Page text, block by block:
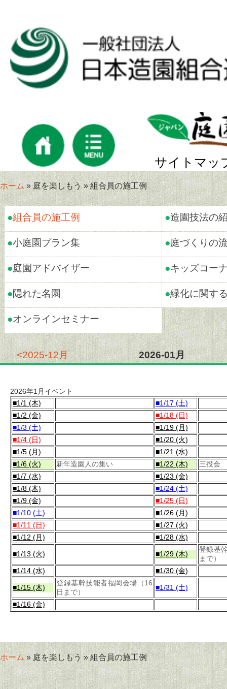
サイトマッ
ホーム» 庭を楽しもう » 組合員の施工例
●組合員の施工例 ●造園技法の
●小庭園プラン集 ●庭づくりの
●庭園アドバイザー ●キッズコー
●隠れた名園 ●緑化に関す
●オンラインセミナー
<2025-12月 2026-01月
2026年1月イベント
■1/1 (木)
■1/17 (土)
■1/2 (金)
■1/18 (日)
■1/3 (土)
■1/19 (月)
■1/4 (日)
■1/20 (火)
■1/5 (月)
■1/21 (水)
■1/6 (火)
新年造園人の集い ■1/22 (木)
三役会
■1/7 (水)
■1/23 (金)
■1/8 (木)
■1/24 (土)
■1/9 (金)
■1/25 (日)
■1/10 (土)
■1/26 (月)
■1/11 (日)
■1/27 (火)
■1/12 (月)
■1/28 (水)
■1/13 (火) ■1/29 (木)
登録基
まで）
■1/14 (水)
■1/30 (金)
■1/15 (木)
登録基幹技能者福岡会場（16
日まで）
■1/31 (土)
■1/16 (金)
ホーム » 庭を楽しもう » 組合員の施工例